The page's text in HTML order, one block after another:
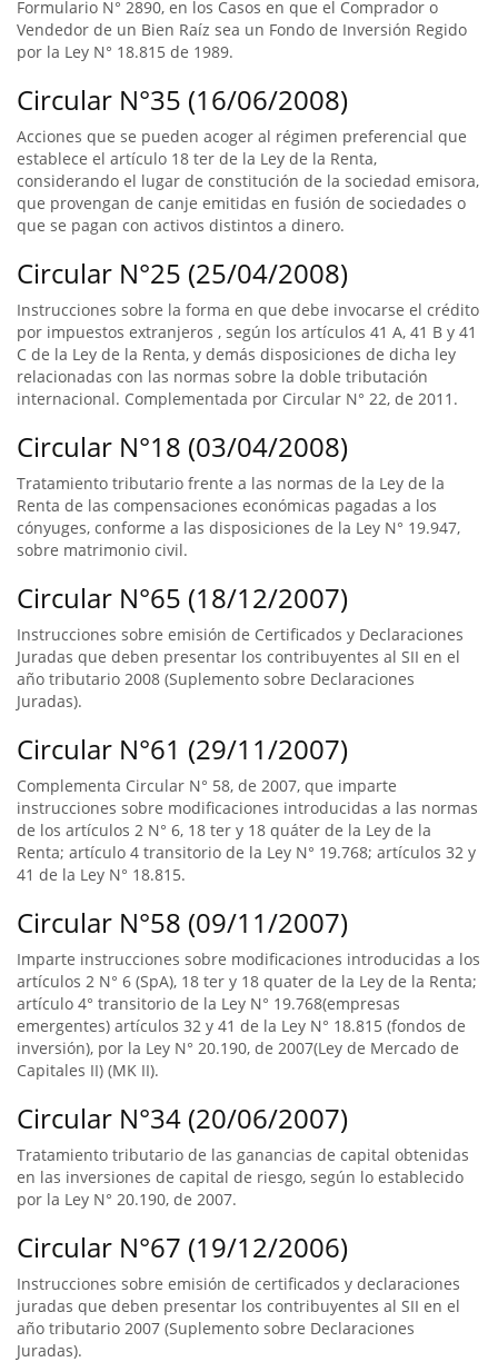
Formulario N° 2890, en los Casos en que el Comprador o
Vendedor de un Bien Raíz sea un Fondo de Inversión Regido
por la Ley N° 18.815 de 1989.
Circular N°35 (16/06/2008)
Acciones que se pueden acoger al régimen preferencial que
establece el artículo 18 ter de la Ley de la Renta,
considerando el lugar de constitución de la sociedad emisora,
que provengan de canje emitidas en fusión de sociedades o
que se pagan con activos distintos a dinero.
Circular N°25 (25/04/2008)
Instrucciones sobre la forma en que debe invocarse el crédito
por impuestos extranjeros , según los artículos 41 A, 41 B y 41
C de la Ley de la Renta, y demás disposiciones de dicha ley
relacionadas con las normas sobre la doble tributación
internacional. Complementada por Circular N° 22, de 2011.
Circular N°18 (03/04/2008)
Tratamiento tributario frente a las normas de la Ley de la
Renta de las compensaciones económicas pagadas a los
cónyuges, conforme a las disposiciones de la Ley N° 19.947,
sobre matrimonio civil.
Circular N°65 (18/12/2007)
Instrucciones sobre emisión de Certificados y Declaraciones
Juradas que deben presentar los contribuyentes al SII en el
año tributario 2008 (Suplemento sobre Declaraciones
Juradas).
Circular N°61 (29/11/2007)
Complementa Circular N° 58, de 2007, que imparte
instrucciones sobre modificaciones introducidas a las normas
de los artículos 2 N° 6, 18 ter y 18 quáter de la Ley de la
Renta; artículo 4 transitorio de la Ley N° 19.768; artículos 32 y
41 de la Ley N° 18.815.
Circular N°58 (09/11/2007)
Imparte instrucciones sobre modificaciones introducidas a los
artículos 2 N° 6 (SpA), 18 ter y 18 quater de la Ley de la Renta;
artículo 4° transitorio de la Ley N° 19.768(empresas
emergentes) artículos 32 y 41 de la Ley N° 18.815 (fondos de
inversión), por la Ley N° 20.190, de 2007(Ley de Mercado de
Capitales II) (MK II).
Circular N°34 (20/06/2007)
Tratamiento tributario de las ganancias de capital obtenidas
en las inversiones de capital de riesgo, según lo establecido
por la Ley N° 20.190, de 2007.
Circular N°67 (19/12/2006)
Instrucciones sobre emisión de certificados y declaraciones
juradas que deben presentar los contribuyentes al SII en el
año tributario 2007 (Suplemento sobre Declaraciones
Juradas).